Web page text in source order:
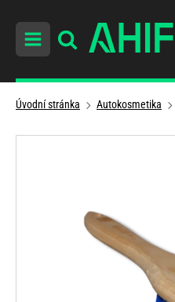
Úvodní stránka Autokosmetika